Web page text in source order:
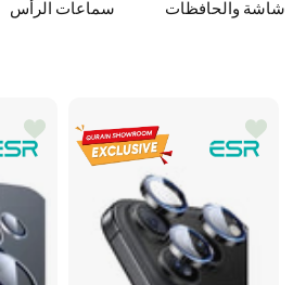
سماعات الرأس شاشة والحافظات